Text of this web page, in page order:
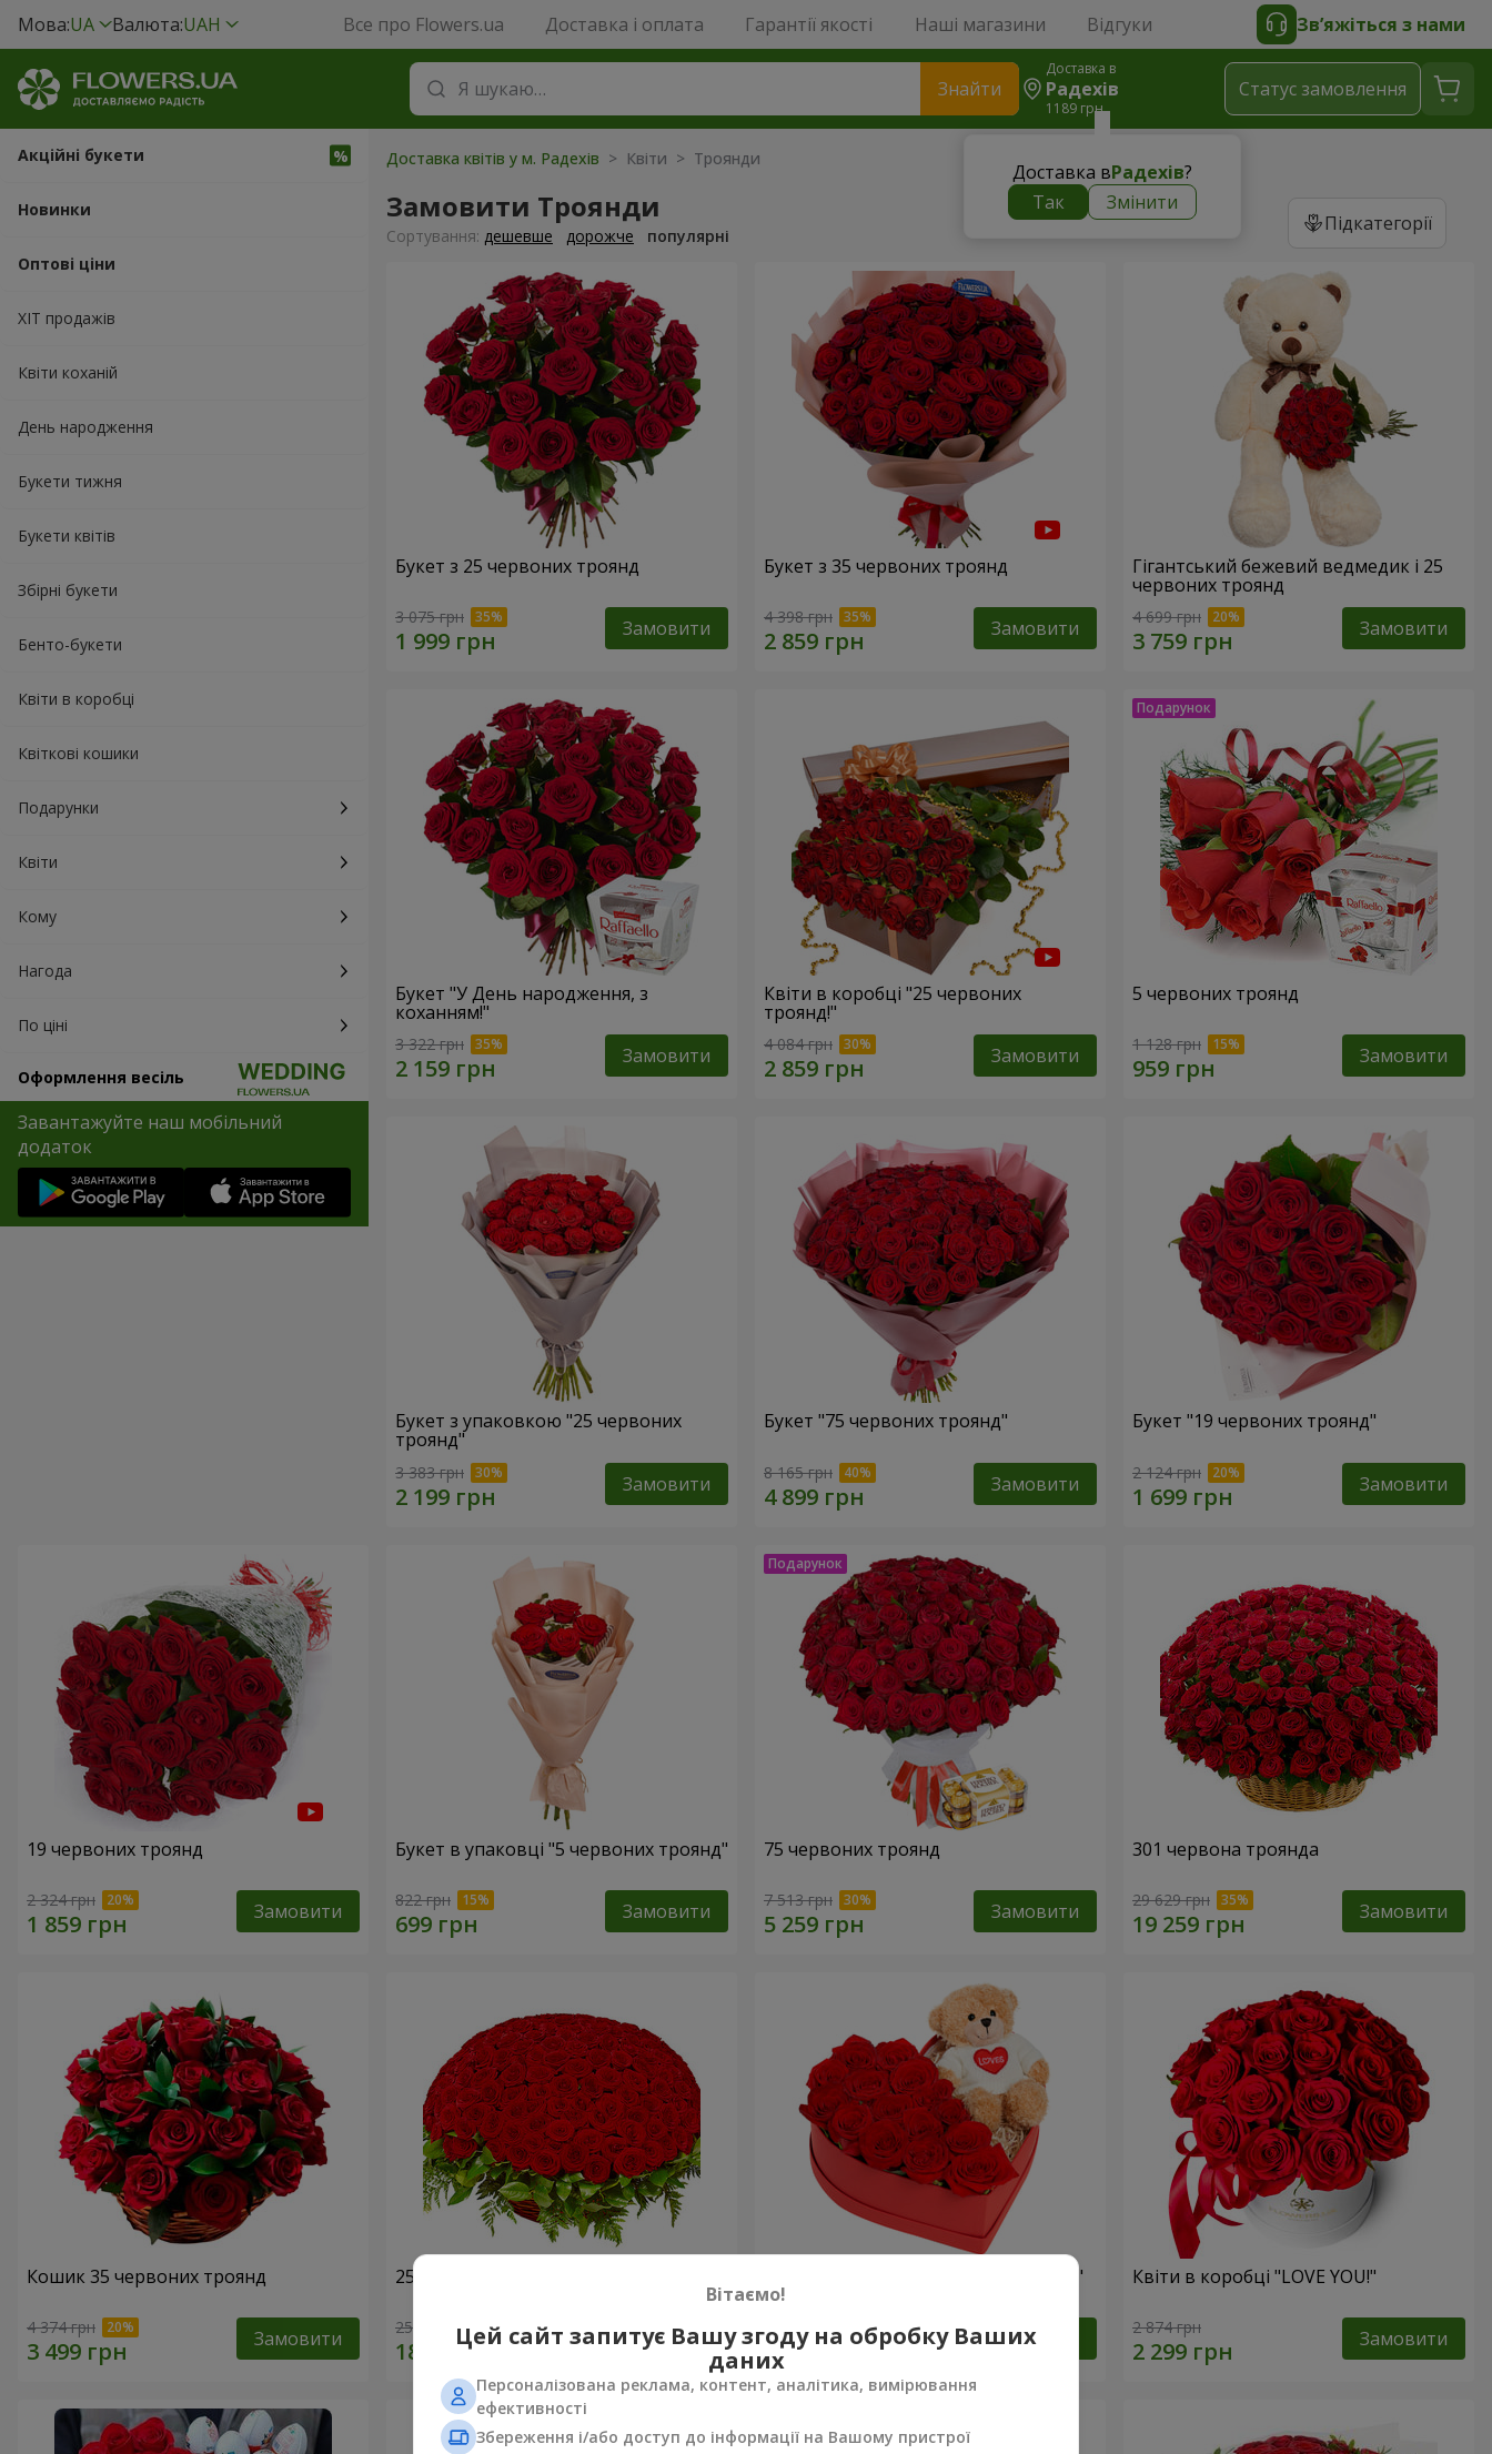
Мова:UA Валюта:UAH Все про Flowers.ua Доставка і оплата Гарантії якості Наші магазини Відгуки Зв’яжіться з нами
Знайти
Доставка в
Радехів
1189 грн
Доставка вРадехів?
Так
Змінити
Статус замовлення
Акційні букети
Новинки
Оптові ціни
ХІТ продажів
Квіти коханій
День народження
Букети тижня
Букети квітів
Збірні букети
Бенто-букети
Квіти в коробці
Квіткові кошики
Подарунки
Квіти
Кому
Нагода
По ціні
Оформлення весіль
Завантажуйте наш мобільний
додаток
Доставка квітів у м. Радехів > Квіти > Троянди
Замовити Троянди Підкатегорії
Сортування: дешевше дорожче популярні
Букет з 25 червоних троянд
3 075 грн Замовити
Букет з 35 червоних троянд
4 398 грн Замовити
Гігантський бежевий ведмедик і 25
червоних троянд
4 699 грн Замовити
Букет "У День народження, з
коханням!"
3 322 грн Замовити
Квіти в коробці "25 червоних
троянд!"
4 084 грн Замовити
5 червоних троянд
1 128 грн Замовити
Букет з упаковкою "25 червоних
троянд"
3 383 грн Замовити
Букет "75 червоних троянд"
8 165 грн Замовити
Букет "19 червоних троянд"
2 124 грн Замовити
19 червоних троянд
2 324 грн Замовити
Букет в упаковці "5 червоних троянд"
822 грн Замовити
75 червоних троянд
7 513 грн Замовити
301 червона троянда
29 629 грн Замовити
Кошик 35 червоних троянд
4 374 грн Замовити
251 червона троянда
25 856 грн Замовити
Композиція "Зворушливий презент"
2 399 грн Замовити
Квіти в коробці "LOVE YOU!"
2 874 грн Замовити
Вітаємо!
Цей сайт запитує Вашу згоду на обробку Ваших
даних
Персоналізована реклама, контент, аналітика, вимірювання
ефективності
Збереження і/або доступ до інформації на Вашому пристрої